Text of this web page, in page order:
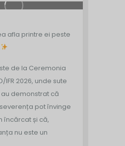
afla printre ei peste
de la Ceremonia
IFR 2026, unde sute
demonstrat că
pot învinge
încărcat și că,
nu este un